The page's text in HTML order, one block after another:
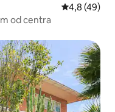
prosječna
4,8 (49)
od centra